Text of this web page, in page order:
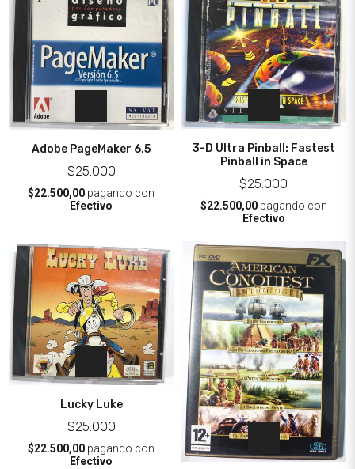
Adobe PageMaker 6.5
$25.000
$22.500,00 pagando con
Efectivo
3-D Ultra Pinball: Fastest
Pinball in Space
$25.000
$22.500,00pagando con
Efectivo
Lucky Luke
$25.000
$22.500,00 pagando con
Efectivo